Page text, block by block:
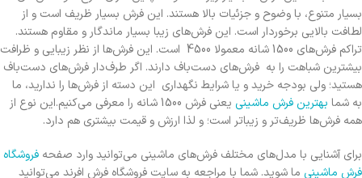
بسیار متنوع، با وضوح و جزئیات بالا هستند. این فرش بسیار ظریف است و از
لطافت بالایی برخوردار است. این فرش‌های زیبا بسیار ماندگار و مقاوم هستند.
تراکم فرش‌های 1500 شانه معمولا 4500 است. این فرش‌ها از نظر زیبایی و ظرافت
بیشترین شباهت را به فرش‌های دست‌باف دارند. اگر طرف‌دار فرش‌های دست‌باف
هستید؛ ولی بودجه خرید و یا شرایط نگهداری این دسته از فرش‌ها را ندارید، ما
به شما بهترین فرش‌ ماشینی
یعنی فرش 1500 شانه را معرفی می‌کنیم.این نوع از
همه فرش‌ها ظریف‌تر و زیباتر است؛ و لذا ارزش و قیمت بیشتری هم دارد.
برای آشنایی با مدل‌های مختلف فرش‌های ماشینی می‌توانید وارد صفحه فروشگاه
فرش ماشینی ما شوید. شما با مراجعه به سایت فروشگاه فرش افرند می‌توانید